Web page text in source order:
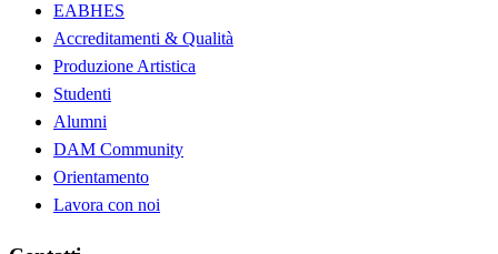
EABHES
Accreditamenti & Qualità
Produzione Artistica
Studenti
Alumni
DAM Community
Orientamento
Lavora con noi